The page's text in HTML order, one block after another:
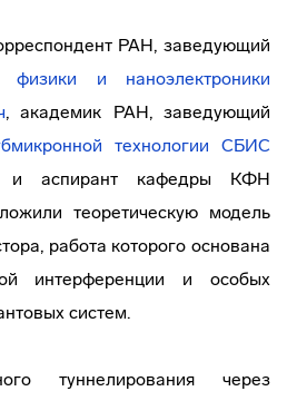
РАН, заведующий
физики и наноэлектроники
, академик РАН, заведующий
технологии СБИС
и аспирант кафедры КФН
теоретическую модель
работа которого основана
интерференции и особых
систем.
туннелирования через